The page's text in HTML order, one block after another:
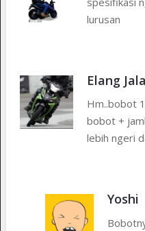
lurusan
Elang
Hm..bobot
bobot +
lebih ngeri
Yoshi